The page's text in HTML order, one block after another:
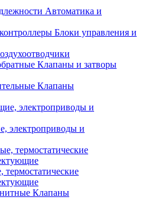
Автоматика и
Блоки управления и
Клапаны и затворы
Клапаны
электроприводы и
Клапаны